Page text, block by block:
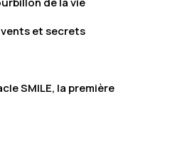
et secrets
SMILE, la première